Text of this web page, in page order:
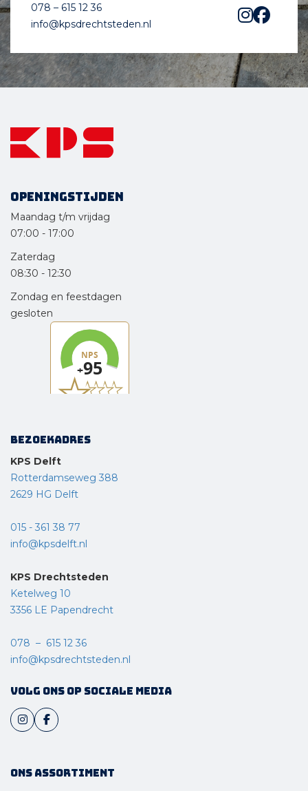
078 – 615 12 36
info@kpsdrechtsteden.nl
Openingstijden
Maandag t/m vrijdag
07:00 - 17:00
Zaterdag
08:30 - 12:30
Zondag en feestdagen
gesloten
Bezoekadres
KPS Delft
Rotterdamseweg 388
2629 HG Delft
015 - 361 38 77
info@kpsdelft.nl
KPS Drechtsteden
Ketelweg 10
3356 LE Papendrecht
078 – 615 12 36
info@kpsdrechtsteden.nl
Volg ons op sociale media
Ons assortiment